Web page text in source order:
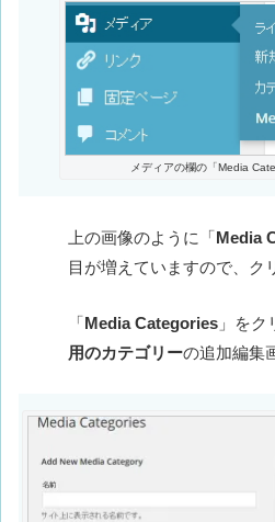
メディアの欄の「Media
上の画像のように「Media
目が増えていますので、ク
「Media Categories 」をク
用のカテゴリーの追加編集